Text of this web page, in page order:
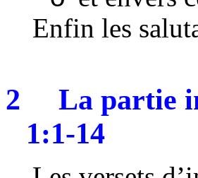
Enfin les
2
La partie
1:1-14